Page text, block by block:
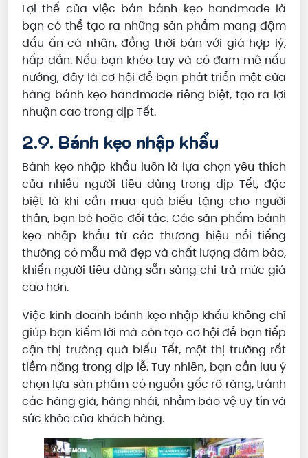
Lợi thế của việc bán bánh kẹo handmade là
bạn có thể tạo ra những sản phẩm mang đậm
dấu ấn cá nhân, đồng thời bán với giá hợp lý,
hấp dẫn. Nếu bạn khéo tay và có đam mê nấu
nướng, đây là cơ hội để bạn phát triển một cửa
hàng bánh kẹo handmade riêng biệt, tạo ra lợi
nhuận cao trong dịp Tết.
2.9. Bánh kẹo nhập khẩu
Bánh kẹo nhập khẩu luôn là lựa chọn yêu thích
của nhiều người tiêu dùng trong dịp Tết, đặc
biệt là khi cần mua quà biếu tặng cho người
thân, bạn bè hoặc đối tác. Các sản phẩm bánh
kẹo nhập khẩu từ các thương hiệu nổi tiếng
thường có mẫu mã đẹp và chất lượng đảm bảo,
khiến người tiêu dùng sẵn sàng chi trả mức giá
cao hơn.
Việc kinh doanh bánh kẹo nhập khẩu không chỉ
giúp bạn kiếm lời mà còn tạo cơ hội để bạn tiếp
cận thị trường quà biếu Tết, một thị trường rất
tiềm năng trong dịp lễ. Tuy nhiên, bạn cần lưu ý
chọn lựa sản phẩm có nguồn gốc rõ ràng, tránh
các hàng giả, hàng nhái, nhằm bảo vệ uy tín và
sức khỏe của khách hàng.